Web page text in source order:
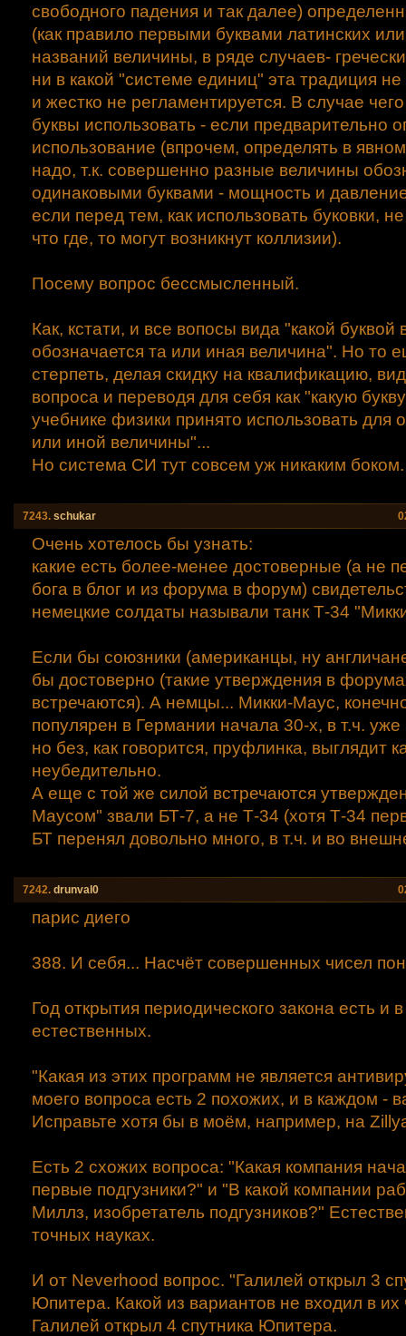
свободного падения и так далее)
(как правило первыми буквами латинских
названий величины, в ряде случаев-
ни в какой "системе единиц" эта традиция
и жестко не регламентируется. В случае
буквы использовать - если предварительно
использование (впрочем, определять в
надо, т.к. совершенно разные величины
одинаковыми буквами - мощность и
если перед тем, как использовать буковки,
что где, то могут возникнут коллизии).
Посему вопрос бессмысленный.
Как, кстати, и все вопосы вида "какой буквой
обозначается та или иная величина". Но то
стерпеть, делая скидку на квалификацию,
вопроса и переводя для себя как "какую
учебнике физики принято использовать для
или иной величины"...
Но система СИ тут совсем уж никаким боком.
7243. schukar
Очень хотелось бы узнать:
какие есть более-менее достоверные (а не
бога в блог и из форума в форум)
немецкие солдаты называли танк Т-34
Если бы союзники (американцы, ну
бы достоверно (такие утверждения в
встречаются). А немцы... Микки-Маус,
популярен в Германии начала 30-х, в т.ч.
но без, как говорится, пруфлинка, выглядит
неубедительно.
А еще с той же силой встречаются
Маусом" звали БТ-7, а не Т-34 (хотя Т-34
БТ перенял довольно много, в т.ч. и во
7242. drunval0
парис диего
388. И себя... Насчёт совершенных чисел
Год открытия периодического закона есть и
естественных.
"Какая из этих программ не является
моего вопроса есть 2 похожих, и в каждом -
Исправьте хотя бы в моём, например, на
Есть 2 схожих вопроса: "Какая компания
первые подгузники?" и "В какой компании
Миллз, изобретатель подгузников?"
точных науках.
И от Neverhood вопрос. "Галилей открыл 3
Юпитера. Какой из вариантов не входил в их
Галилей открыл 4 спутника Юпитера.